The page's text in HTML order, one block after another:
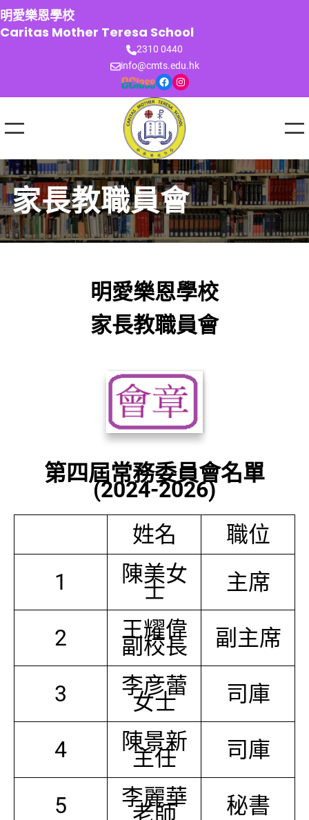
跳
至
主
明愛樂恩學校
Caritas Mother Teresa School
2310 0440
info@cmts.edu.hk
Facebook Instagram
家長教職員會
明愛樂恩學校
家長教職員會
第四屆常務委員會名單
(2024-2026)
姓名
職位
1
陳美女
士 主席
2 王耀偉
副校長 副主席
3 李彦蕾
女士 司庫
4 陳景新
主任 司庫
5 李麗華
老師 秘書